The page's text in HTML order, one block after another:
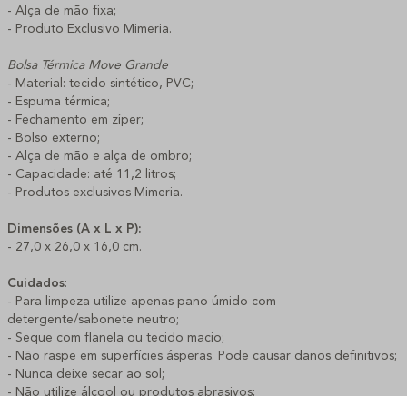
- Alça de mão fixa;
- Produto Exclusivo Mimeria.
Bolsa Térmica Move Grande
- Material: tecido sintético, PVC;
- Espuma térmica;
- Fechamento em zíper;
- Bolso externo;
- Alça de mão e alça de ombro;
- Capacidade: até 11,2 litros;
- Produtos exclusivos Mimeria.
Dimensões (A x L x P):
- 27,0 x 26,0 x 16,0 cm.
Cuidados:
- Para limpeza utilize apenas pano úmido com
detergente/sabonete neutro;
- Seque com flanela ou tecido macio;
- Não raspe em superfícies ásperas. Pode causar danos definitivos;
- Nunca deixe secar ao sol;
- Não utilize álcool ou produtos abrasivos;